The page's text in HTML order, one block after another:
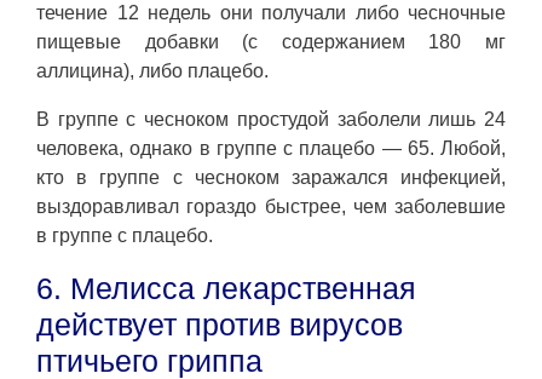
течение 12 недель они получали либо чесночные
пищевые добавки (с содержанием 180 мг
аллицина), либо плацебо.
В группе с чесноком простудой заболели лишь 24
человека, однако в группе с плацебо — 65. Любой,
кто в группе с чесноком заражался инфекцией,
выздоравливал гораздо быстрее, чем заболевшие
в группе с плацебо.
6. Мелисса лекарственная
действует против вирусов
птичьего гриппа